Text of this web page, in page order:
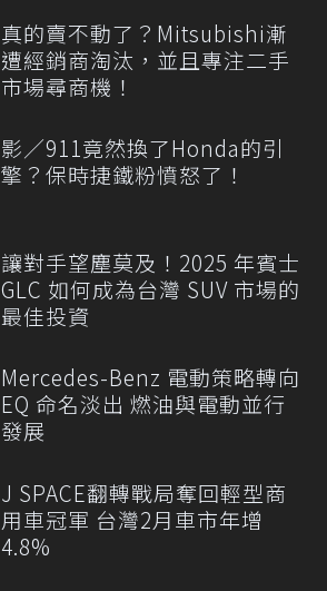
真的賣不動了？Mitsubishi漸
遭經銷商淘汰，並且專注二手
市場尋商機！
影／911竟然換了Honda的引
擎？保時捷鐵粉憤怒了！
讓對手望塵莫及！2025 年賓士
GLC 如何成為台灣 SUV 市場的
最佳投資
Mercedes-Benz 電動策略轉向
EQ 命名淡出 燃油與電動並行
發展
J SPACE翻轉戰局奪回輕型商
用車冠軍 台灣2月車市年增
4.8%